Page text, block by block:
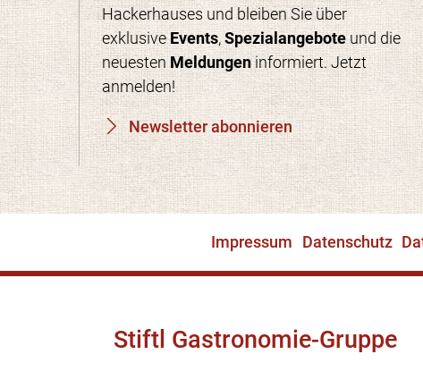
Hackerhauses und bleiben Sie über
exklusiveEvents,Spezialangeboteund die
neuestenMeldungeninformiert. Jetzt
anmelden!
Newsletter abonnieren
Impressum Datenschutz
Stiftl Gastronomie-Gruppe